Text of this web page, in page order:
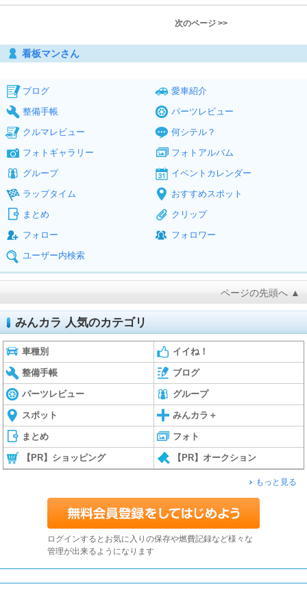
次のページ >>
看板マンさん
ブログ
愛車紹介
整備手帳
パーツレビュー
クルマレビュー
何シテル？
フォトギャラリー
フォトアルバム
グループ
イベントカレンダー
ラップタイム
おすすめスポット
まとめ
クリップ
フォロー
フォロワー
ユーザー内検索
ページの先頭へ ▲
みんカラ 人気のカテゴリ
車種別 イイね！
整備手帳 ブログ
パーツレビュー グループ
スポット みんカラ＋
まとめ フォト
【PR】ショッピング 【PR】オークション
もっと見る
ログインするとお気に入りの保存や燃費記録など様々な
管理が出来るようになります